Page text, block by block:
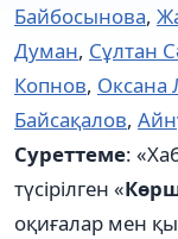
Байбосынова,
Думан, Сұлтан
Копнов, Оксана
Байсақалов,
Суреттеме:
түсірілген «
оқиғалар мен